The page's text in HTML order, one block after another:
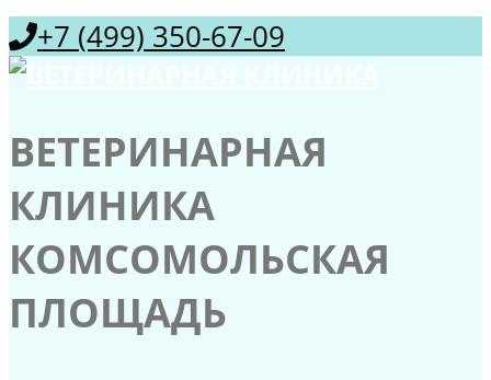
+7 (499) 350-67-09
ВЕТЕРИНАРНАЯ
КЛИНИКА
КОМСОМОЛЬСКАЯ
ПЛОЩАДЬ